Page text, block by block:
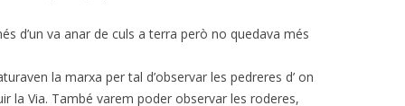
d’un va anar de culs a terra però no quedava més
la marxa per tal d’observar les pedreres d’ on
la Via. També varem poder observar les roderes,